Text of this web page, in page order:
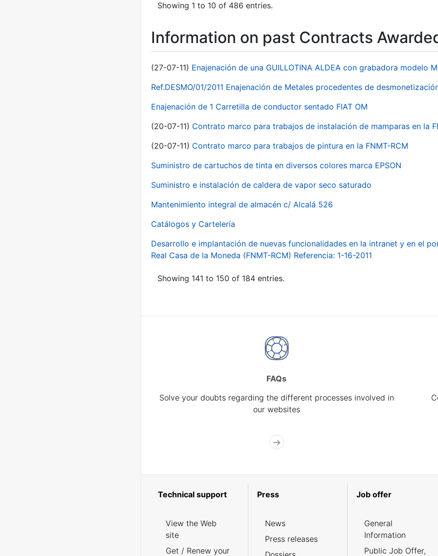
Showing 1 to 10 of 486 entries.
Information on past Contracts
(27-07-11) Enajenación de una GUILLOTINA ALDEA con grabadora modelo
Ref.DESMO/01/2011 Enajenación de Metales procedentes de
Enajenación de 1 Carretilla de conductor sentado FIAT OM
(20-07-11) Contrato marco para trabajos de instalación de mamparas en la
(20-07-11) Contrato marco para trabajos de pintura en la FNMT-RCM
Suministro de cartuchos de tinta en diversos colores marca EPSON
Suministro e instalación de caldera de vapor seco saturado
Mantenimiento integral de almacén c/ Alcalá 526
Catálogos y Cartelería
Desarrollo e implantación de nuevas funcionalidades en la intranet y en el
Real Casa de la Moneda (FNMT-RCM) Referencia: 1-16-2011
Showing 141 to 150 of 184 entries.
FAQs
Solve your doubts regarding the different processes involved in
our websites
Technical support
View the Web
site
Get / Renew your
Press
News
Press releases
Job offer
General
Information
Public Job Offer,